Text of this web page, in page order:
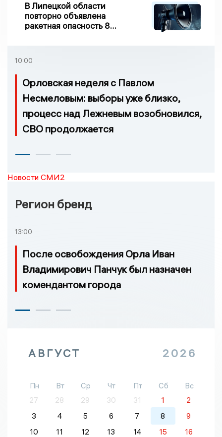
В Липецкой области
повторно объявлена
ракетная опасность 8
10:00
Орловская неделя с Павлом
Несмеловым: выборы уже близко,
процесс над Лежневым возобновился,
СВО продолжается
Новости СМИ2
Регион бренд
13:00
После освобождения Орла Иван
Владимирович Панчук был назначен
комендантом города
АВГУСТ 2026
Пн Вт Ср Чт Пт Сб
Вс
27
28 29 30 31 1
2
3
4 5 6 7 8
9
10
11 12 13 14 15
16